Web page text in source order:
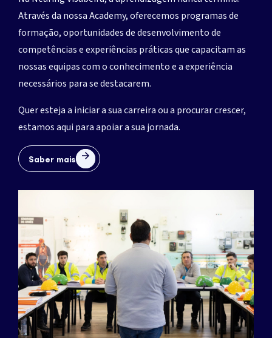
Através da nossa Academy, oferecemos programas de
formação, oportunidades de desenvolvimento de
competências e experiências práticas que capacitam as
nossas equipas com o conhecimento e a experiência
necessários para se destacarem.
Quer esteja a iniciar a sua carreira ou a procurar crescer,
estamos aqui para apoiar a sua jornada.
Saber mais